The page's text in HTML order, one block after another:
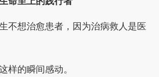
想治愈患者，因为治病救人是医
的瞬间感动。